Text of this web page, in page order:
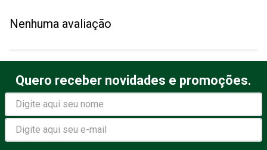
Nenhuma avaliação
Quero receber novidades e promoções.